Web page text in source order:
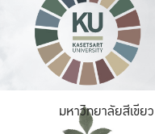
มหาวิทยาลัยสีเขียว